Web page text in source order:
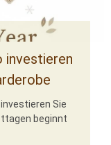
investieren
Sie
beginnt